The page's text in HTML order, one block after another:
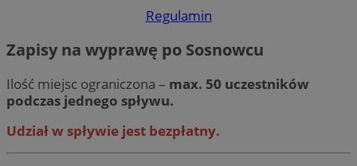
Regulamin
Zapisy na wyprawę po Sosnowcu
Ilość miejsc ograniczona – max. 50 uczestników
podczas jednego spływu.
Udział w spływie jest bezpłatny.